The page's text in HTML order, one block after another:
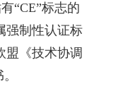
“CE”标志的
强制性认证标
盟《技术协调